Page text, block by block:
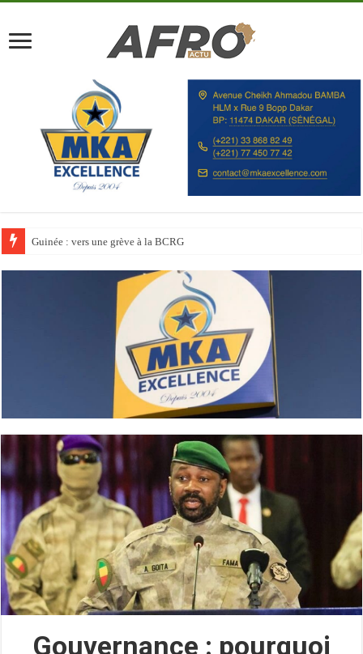
Discours à la Nation : Alassane Ouattara appelle les Ivoiriens à « l’unité,
Gouvernance : pourquoi